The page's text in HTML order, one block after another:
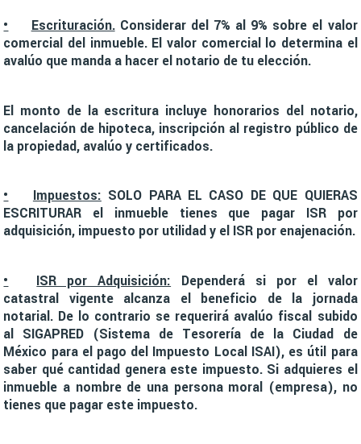
• Escrituración.Considerar del 7% al 9% sobre el valor
comercial del inmueble. El valor comercial lo determina el
avalúo que manda a hacer el notario de tu elección.
El monto de la escritura incluye honorarios del notario,
cancelación de hipoteca, inscripción al registro público de
la propiedad, avalúo y certificados.
• Impuestos: SOLO PARA EL CASO DE QUE QUIERAS
ESCRITURAR el inmueble tienes que pagar ISR por
adquisición, impuesto por utilidad y el ISR por enajenación.
• ISR por Adquisición: Dependerá si por el valor
catastral vigente alcanza el beneficio de la jornada
notarial. De lo contrario se requerirá avalúo fiscal subido
al SIGAPRED (Sistema de Tesorería de la Ciudad de
México para el pago del Impuesto Local ISAI), es útil para
saber qué cantidad genera este impuesto. Si adquieres el
inmueble a nombre de una persona moral (empresa), no
tienes que pagar este impuesto.